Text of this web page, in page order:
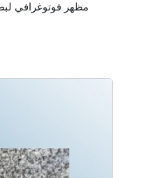
مظهر فوتوغرافي